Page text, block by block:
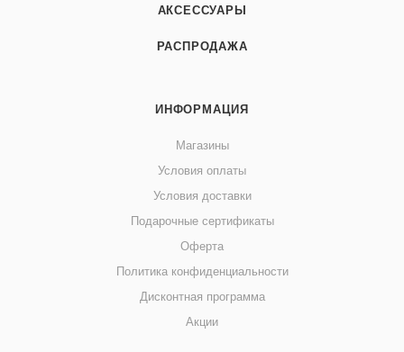
АКСЕССУАРЫ
РАСПРОДАЖА
ИНФОРМАЦИЯ
Магазины
Условия оплаты
Условия доставки
Подарочные сертификаты
Оферта
Политика конфиденциальности
Дисконтная программа
Акции